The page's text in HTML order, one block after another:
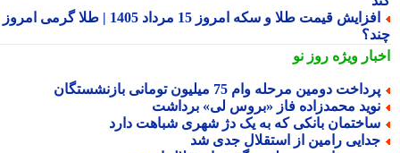
افزایش قیمت طلا و سکه امروز 15 مرداد 1405 | طلا گرمی امروز
ویژهروز نو
دومین مرحله وام 75 میلیون تومانی بازنشستگان
محمدزاده فاز «بروس لی» برداشت
بانکی که به یک دژ شهری شباهت دارد
رامین از استقلال جدی شد